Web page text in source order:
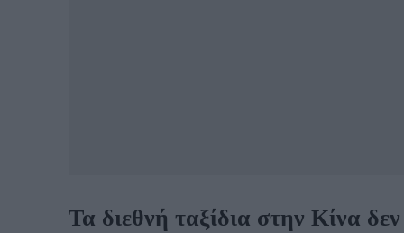
Τα διεθνή ταξίδια στην Κίνα